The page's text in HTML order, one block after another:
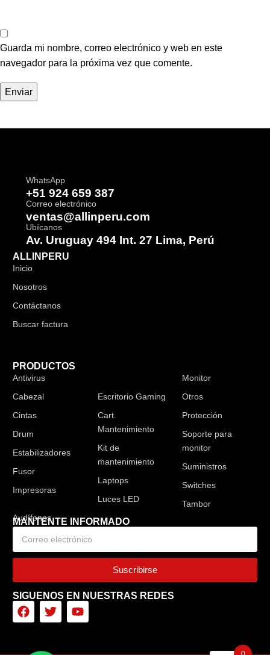
Guarda mi nombre, correo electrónico y web en este
navegador para la próxima vez que comente.
WhatsApp
+51 924 659 387
Correo electrónico
ventas@allinperu.com
Ubícanos
Av. Uruguay 494 Int. 27 Lima, Perú
ALLINPERU
Inicio
Nosotros
Contáctanos
Buscar factura
PRODUCTOS
Antivirus
Cabezal
Cintas
Drum
Estabilizadores
Fusor
Impresoras
Escritorio Gaming
Cart.
Mantenimiento
Kit de
mantenimiento
Laptops
Luces LED
Monitor
Otros
Protección
Soporte para
monitor
Suministros
Switches
Tambor
MANTENTE INFORMADO
Suscribirse
SIGUENOS EN NUESTRAS REDES